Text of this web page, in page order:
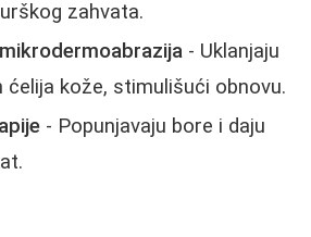
zahvata.
- Uklanjaju
kože, stimulišući obnovu.
- Popunjavaju bore i daju